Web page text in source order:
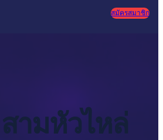
สมัครสมาชิก
ามหัวไหล่